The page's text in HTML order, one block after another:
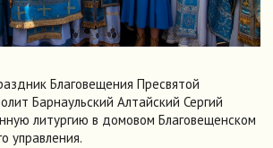
Благовещения Пресвятой
Барнаульский Алтайский Сергий
литургию в домовом Благовещенском
управления.